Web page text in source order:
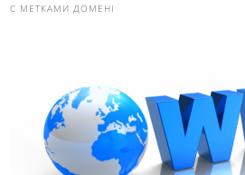
С МЕТКАМИ ДОМЕНІ